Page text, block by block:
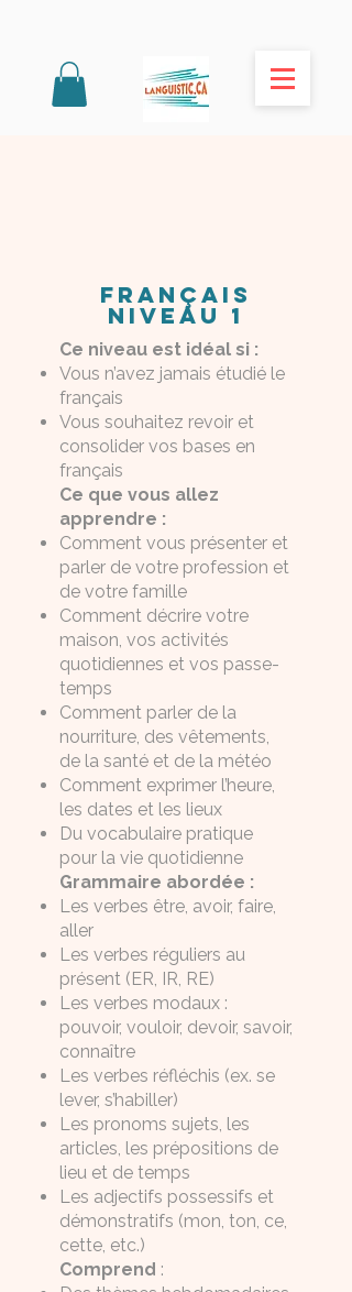
Français
niveau 1
Ce niveau est idéal si :
Vous n’avez jamais étudié le
français
Vous souhaitez revoir et
consolider vos bases en
français
Ce que vous allez
apprendre :
Comment vous présenter et
parler de votre profession et
de votre famille
Comment décrire votre
maison, vos activités
quotidiennes et vos passe-
temps
Comment parler de la
nourriture, des vêtements,
de la santé et de la météo
Comment exprimer l’heure,
les dates et les lieux
Du vocabulaire pratique
pour la vie quotidienne
Grammaire abordée :
Les verbes être, avoir, faire,
aller
Les verbes réguliers au
présent (ER, IR, RE)
Les verbes modaux :
pouvoir, vouloir, devoir, savoir,
connaître
Les verbes réfléchis (ex. se
lever, s’habiller)
Les pronoms sujets, les
articles, les prépositions de
lieu et de temps
Les adjectifs possessifs et
démonstratifs (mon, ton, ce,
cette, etc.)
Comprend :